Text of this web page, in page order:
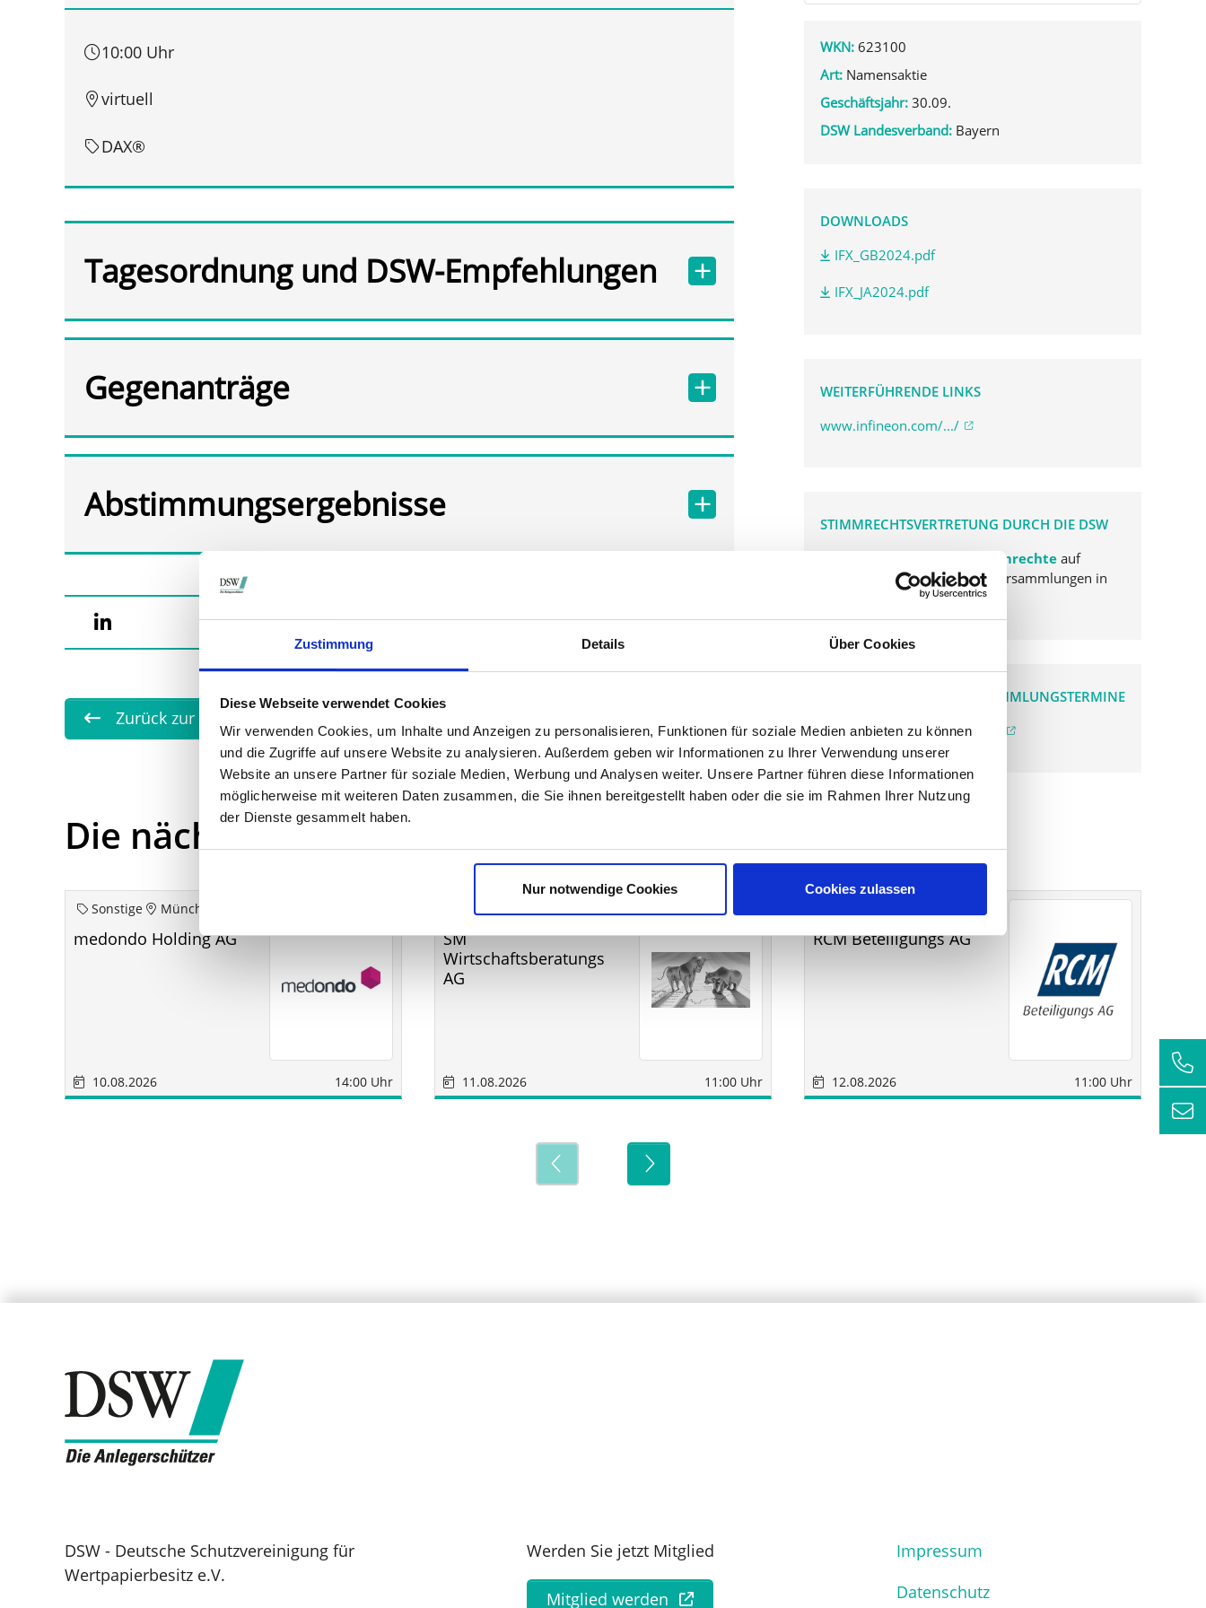
Zustimmung Details Über Cookies
Diese Webseite verwendet Cookies
Wir verwenden Cookies, um Inhalte und Anzeigen zu personalisieren, Funktionen für soziale Medien anbieten zu können
und die Zugriffe auf unsere Website zu analysieren. Außerdem geben wir Informationen zu Ihrer Verwendung unserer
Website an unsere Partner für soziale Medien, Werbung und Analysen weiter. Unsere Partner führen diese Informationen
möglicherweise mit weiteren Daten zusammen, die Sie ihnen bereitgestellt haben oder die sie im Rahmen Ihrer Nutzung
der Dienste gesammelt haben.
Nur notwendige Cookies Cookies zulassen
10:00 Uhr
virtuell
DAX®
Tagesordnung und DSW-Empfehlungen
Gegenanträge
Abstimmungsergebnisse
Zurück zur Übersicht
WKN: 623100
Art: Namensaktie
Geschäftsjahr: 30.09.
DSW Landesverband: Bayern
DOWNLOADS
IFX_GB2024.pdf
IFX_JA2024.pdf
WEITERFÜHRENDE LINKS
www.infineon.com/.../
STIMMRECHTSVERTRETUNG DURCH DIE DSW
Die DSW vertritt Ihre Stimmrechte auf
sämtlichen wichtigen Hauptversammlungen in
VERGANGENE HAUPTVERSAMMLUNGSTERMINE
archiv.hauptversammlung.de
Die nächsten Termine
Sonstige München
medondo Holding AG
10.08.2026 14:00 Uhr
Sonstige
SM
Wirtschaftsberatungs
AG
11.08.2026 11:00 Uhr
RCM Beteiligungs AG
12.08.2026 11:00 Uhr
DSW - Deutsche Schutzvereinigung für
Wertpapierbesitz e.V.
Werden Sie jetzt Mitglied
Mitglied werden
Impressum
Datenschutz